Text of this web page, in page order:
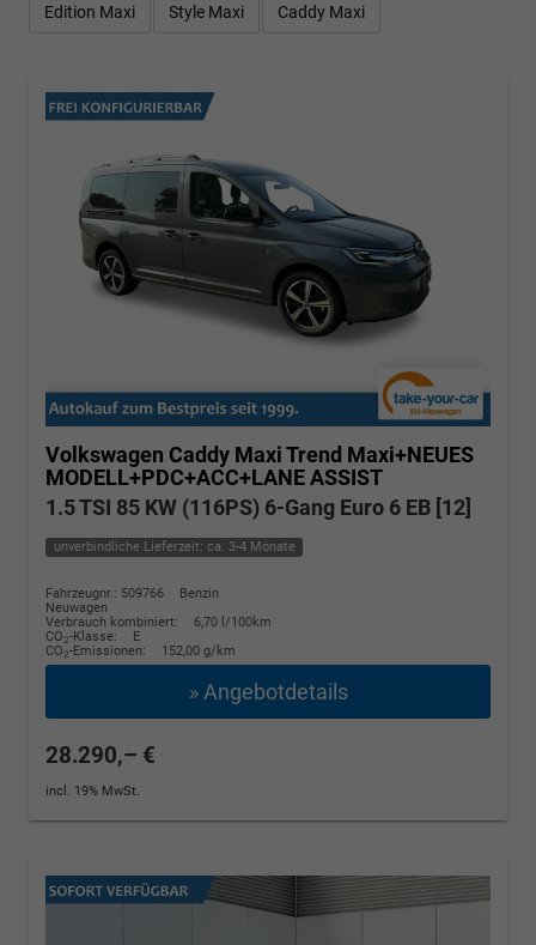
Edition Maxi Style Maxi Caddy Maxi
Volkswagen Caddy MaxiTrend Maxi+NEUES
MODELL+PDC+ACC+LANE ASSIST
1.5 TSI 85 KW (116PS) 6-Gang Euro 6 EB [12]
unverbindliche Lieferzeit: ca. 3-4 Monate
Fahrzeugnr.: 509766
Benzin
Neuwagen
Verbrauch kombiniert:
6,70 l/100km
CO2-Klasse:
E
CO2-Emissionen: 152,00 g/km
» Angebotdetails
28.290,– €
incl. 19% MwSt.